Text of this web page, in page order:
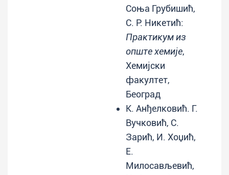
Соња Грубишић,
С. Р. Никетић:
Практикум из
опште хемије,
Хемијски
факултет,
Београд
К. Анђелковић. Г.
Вучковић, С.
Зарић, И. Хоџић,
Е.
Милосављевић,